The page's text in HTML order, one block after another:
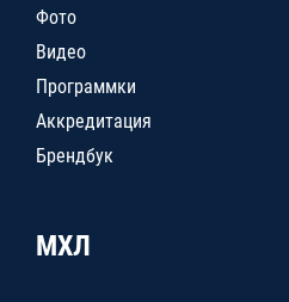
Фото
Видео
Программки
Аккредитация
Брендбук
МХЛ